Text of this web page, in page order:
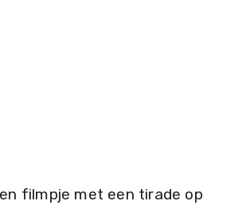
filmpje met een tirade op